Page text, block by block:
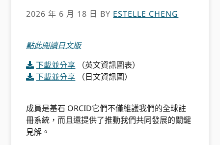
2026 年 6 月 18 日 BY ESTELLE CHENG
點此閱讀日文版
下載並分享 （英文資訊圖表）
下載並分享 （日文資訊圖）
成員是基石 ORCID它們不僅維護我們的全球註
冊系統，而且還提供了推動我們共同發展的關鍵
見解。